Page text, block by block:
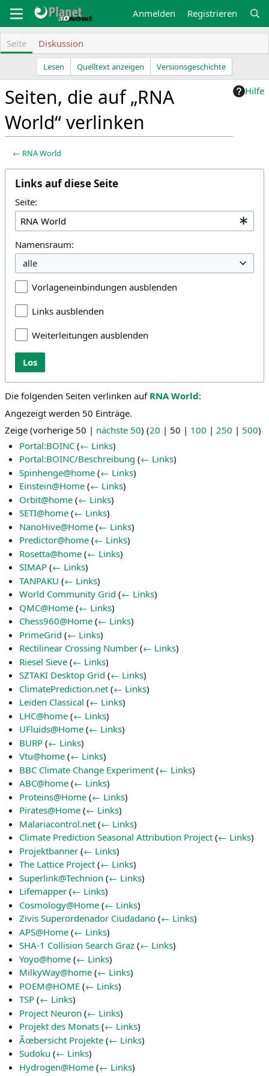
Zum
Inhalt
springen
Anmelden Registrieren
Seite Diskussion
Lesen Quelltext anzeigen Versionsgeschichte
Hilfe
Seiten, die auf „RNA
World“ verlinken
← RNA World
Z
g
e
n
Z
Links auf diese Seite
Seite:
Namensraum:
alle
Vorlageneinbindungen ausblenden
Links ausblenden
Weiterleitungen ausblenden
Los
Die folgenden Seiten verlinken auf RNA World:
Angezeigt werden 50 Einträge.
Zeige (vorherige 50 | nächste 50) (20 | 50 | 100 | 250 | 500)
Portal:BOINC (← Links)
Portal:BOINC/Beschreibung (← Links)
Spinhenge@home (← Links)
Einstein@Home (← Links)
Orbit@home (← Links)
SETI@home (← Links)
NanoHive@Home (← Links)
Predictor@home (← Links)
Rosetta@home (← Links)
SIMAP (← Links)
TANPAKU (← Links)
World Community Grid (← Links)
QMC@Home (← Links)
Chess960@Home (← Links)
PrimeGrid (← Links)
Rectilinear Crossing Number (← Links)
Riesel Sieve (← Links)
SZTAKI Desktop Grid (← Links)
ClimatePrediction.net (← Links)
Leiden Classical (← Links)
LHC@home (← Links)
UFluids@Home (← Links)
BURP (← Links)
Vtu@home (← Links)
BBC Climate Change Experiment (← Links)
ABC@home (← Links)
Proteins@Home (← Links)
Pirates@Home (← Links)
Malariacontrol.net (← Links)
Climate Prediction Seasonal Attribution Project (← Links)
Projektbanner (← Links)
The Lattice Project (← Links)
Superlink@Technion (← Links)
Lifemapper (← Links)
Cosmology@Home (← Links)
Zivis Superordenador Ciudadano (← Links)
APS@Home (← Links)
SHA-1 Collision Search Graz (← Links)
Yoyo@home (← Links)
MilkyWay@home (← Links)
POEM@HOME (← Links)
TSP (← Links)
Project Neuron (← Links)
Projekt des Monats (← Links)
Ãœbersicht Projekte (← Links)
Sudoku (← Links)
Hydrogen@Home (← Links)